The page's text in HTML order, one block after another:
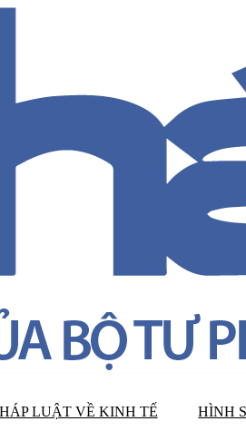
LUẬT VỀ KINH TẾ HÌNH